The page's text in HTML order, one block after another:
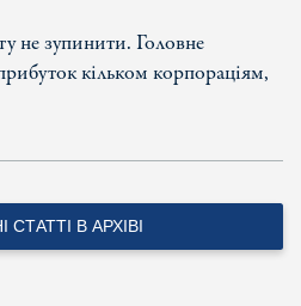
не зупинити. Головне
кільком корпораціям,
СТАТТІ В АРХІВІ